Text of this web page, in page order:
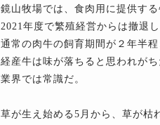
鏡山牧場では、食肉用に提供する
2021年度で繁殖経営からは撤退
通常の肉牛の飼育期間が２年半
経産牛は味が落ちると思われが
業界では常識だ。
草が生え始める5月から、草が枯